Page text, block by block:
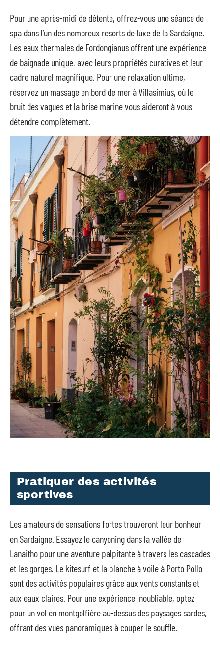
Pour une après-midi de détente, offrez-vous une séance de
spa dans l’un des nombreux resorts de luxe de la Sardaigne.
Les eaux thermales de Fordongianus offrent une expérience
de baignade unique, avec leurs propriétés curatives et leur
cadre naturel magnifique. Pour une relaxation ultime,
réservez un massage en bord de mer à Villasimius, où le
bruit des vagues et la brise marine vous aideront à vous
détendre complètement.
Pratiquer des activités
sportives
Les amateurs de sensations fortes trouveront leur bonheur
en Sardaigne. Essayez le canyoning dans la vallée de
Lanaitho pour une aventure palpitante à travers les cascades
et les gorges. Le kitesurf et la planche à voile à Porto Pollo
sont des activités populaires grâce aux vents constants et
aux eaux claires. Pour une expérience inoubliable, optez
pour un vol en montgolfière au-dessus des paysages sardes,
offrant des vues panoramiques à couper le souffle.